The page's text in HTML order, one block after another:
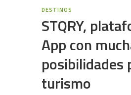
DESTINOS
STQRY,
App con
posibilidades
turismo